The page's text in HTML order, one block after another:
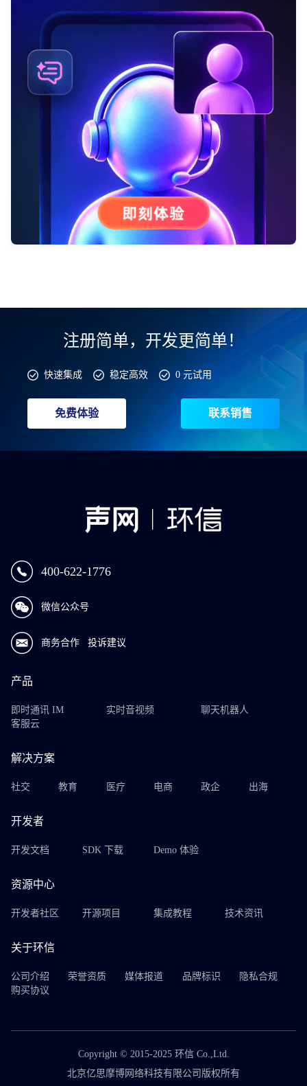
注册简单，开发更简单！
快速集成 稳定高效 0 元试用
免费体验 联系销售
400-622-1776
微信公众号
商务合作 投诉建议
产品
即时通讯 IM 实时音视频
聊天机器人
客服云
解决方案
社交 教育 医疗 电商 政企 出海
开发者
开发文档 SDK 下载 Demo 体验
资源中心
开发者社区 开源项目 集成教程 技术资讯
关于环信
公司介绍 荣誉资质 媒体报道 品牌标识
隐私合规
购买协议
Copyright © 2015-2025 环信 Co.,Ltd.
北京亿思摩博网络科技有限公司版权所有